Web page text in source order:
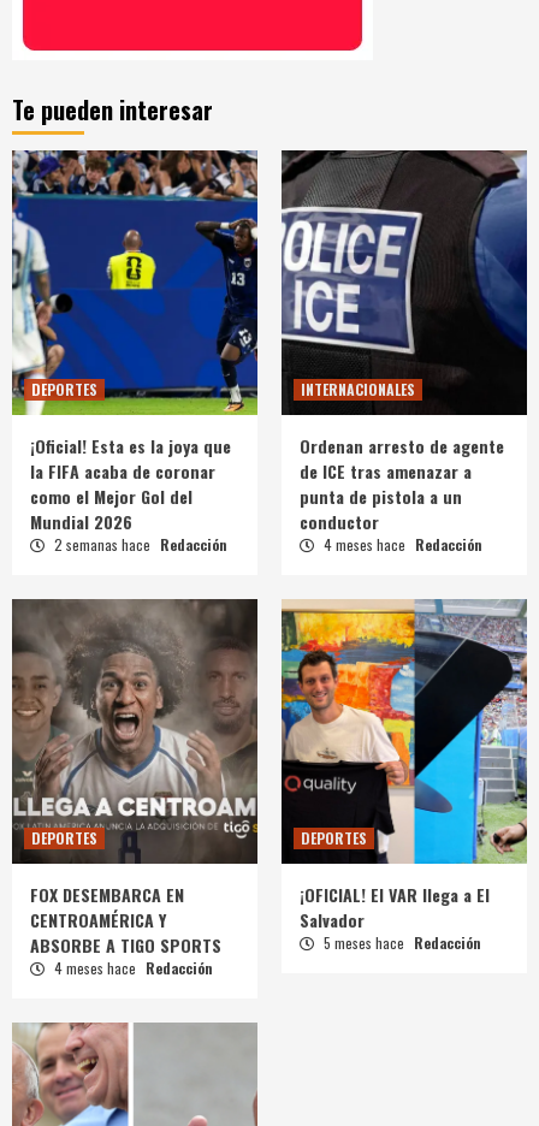
Te pueden interesar
DEPORTES
¡Oficial! Esta es la joya que
la FIFA acaba de coronar
como el Mejor Gol del
Mundial 2026
2 semanas hace Redacción
INTERNACIONALES
Ordenan arresto de agente
de ICE tras amenazar a
punta de pistola a un
conductor
4 meses hace Redacción
DEPORTES
FOX DESEMBARCA EN
CENTROAMÉRICA Y
ABSORBE A TIGO SPORTS
4 meses hace Redacción
DEPORTES
¡OFICIAL! El VAR llega a El
Salvador
5 meses hace Redacción